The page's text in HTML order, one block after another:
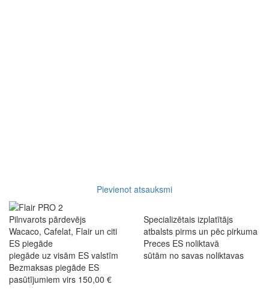
Pievienot atsauksmi
Pilnvarots pārdevējs
Wacaco, Cafelat, Flair un citi
Specializētais izplatītājs
atbalsts pirms un pēc pirkuma
ES piegāde
piegāde uz visām ES valstīm
Preces ES noliktavā
sūtām no savas noliktavas
Bezmaksas piegāde ES
pasūtījumiem virs 150,00 €